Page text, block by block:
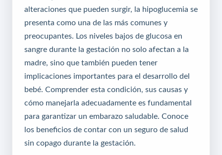
alteraciones que pueden surgir, la hipoglucemia se
presenta como una de las más comunes y
preocupantes. Los niveles bajos de glucosa en
sangre durante la gestación no solo afectan a la
madre, sino que también pueden tener
implicaciones importantes para el desarrollo del
bebé. Comprender esta condición, sus causas y
cómo manejarla adecuadamente es fundamental
para garantizar un embarazo saludable. Conoce
los beneficios de contar con un seguro de salud
sin copago durante la gestación.